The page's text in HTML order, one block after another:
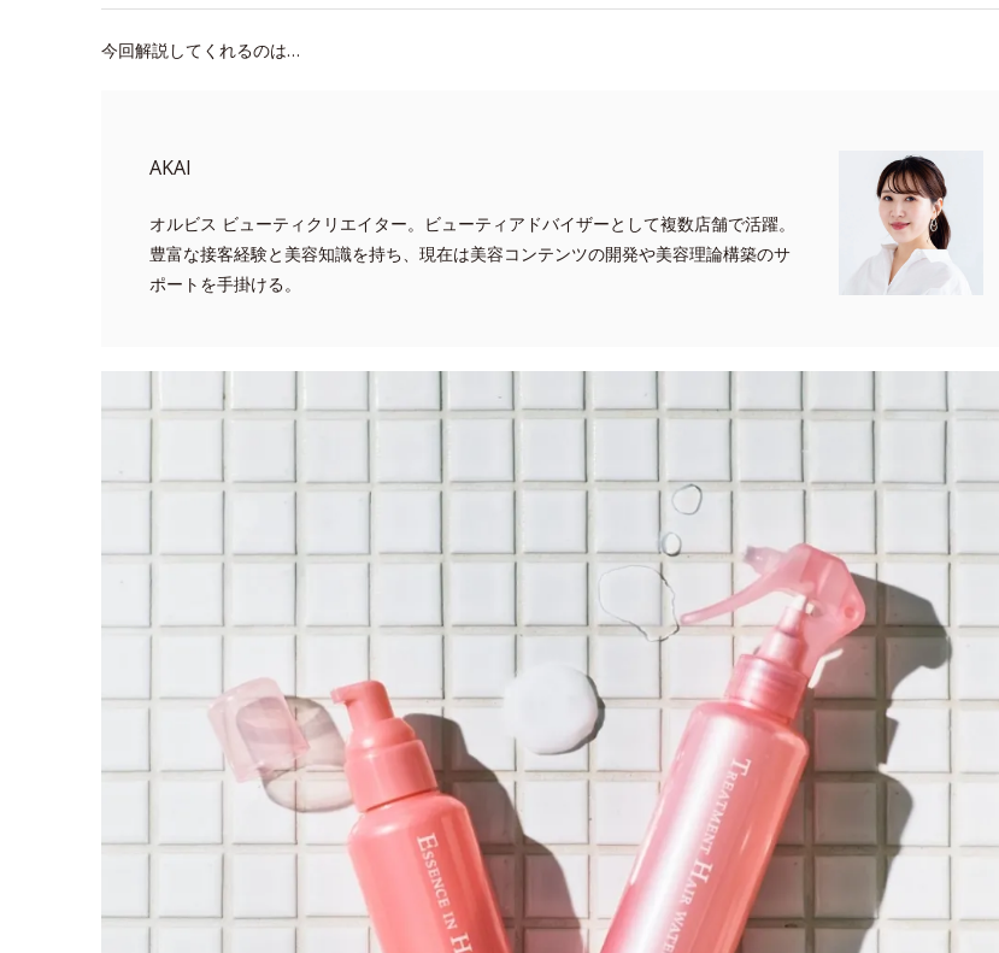
今回解説してくれるのは…
AKAI
オルビス ビューティクリエイター。ビューティアドバイザーとして複数店舗で活躍。
豊富な接客経験と美容知識を持ち、現在は美容コンテンツの開発や美容理論構築のサ
ポートを手掛ける。